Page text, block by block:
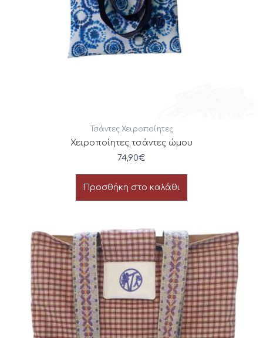
Τσάντες Χειροποίητες
Χειροποίητες τσάντες ώμου
74,90€
Προσθήκη στο καλάθι